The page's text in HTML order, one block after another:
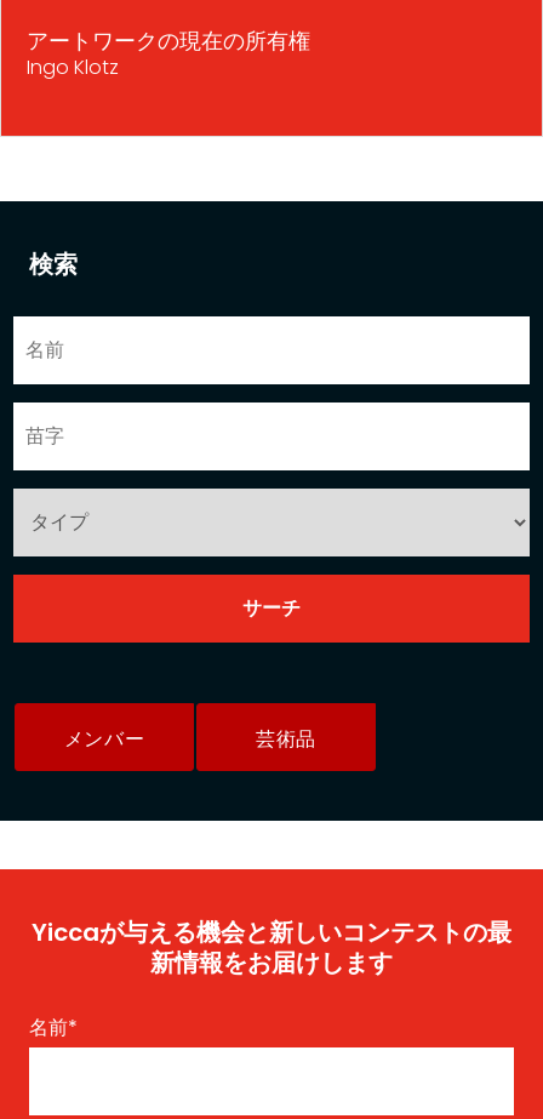
検索
メンバー 芸術品
アートワークの現在の所有権
Ingo Klotz
Yiccaが与える機会と新しいコンテストの最
新情報をお届けします
名前*